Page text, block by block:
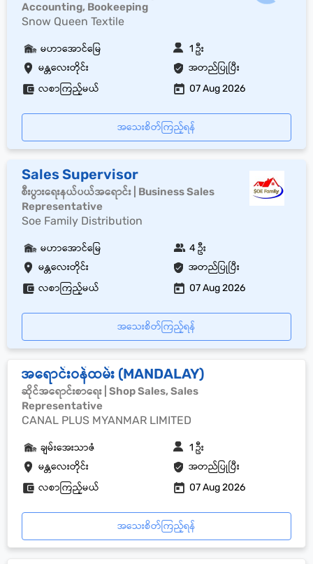
Accounting, Bookeeping
Snow Queen Textile
မန္တလေးတိုင်း အတည်ပြုပြီး
မဟာအောင်မြေ 1 ဦး
လစာကြည့်မယ် 07 Aug 2026
အသေးစိတ်ကြည့်ရန်
Sales Supervisor
စီးပွားရေးနယ်ပယ်အရောင်း | Business Sales
Representative
Soe Family Distribution
မန္တလေးတိုင်း အတည်ပြုပြီး
မဟာအောင်မြေ 4 ဦး
လစာကြည့်မယ် 07 Aug 2026
အသေးစိတ်ကြည့်ရန်
အရောင်းဝန်ထမ်း (MANDALAY)
ဆိုင်အရောင်းစာရေး | Shop Sales, Sales
Representative
CANAL PLUS MYANMAR LIMITED
မန္တလေးတိုင်း အတည်ပြုပြီး
ချမ်းအေးသာဇံ 1 ဦး
လစာကြည့်မယ် 07 Aug 2026
အသေးစိတ်ကြည့်ရန်